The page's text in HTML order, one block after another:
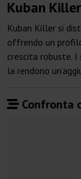
Kuban
Kuban Killer si
offrendo un
crescita robuste.
la rendono
Confronta